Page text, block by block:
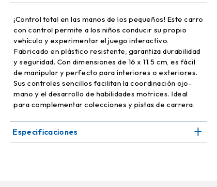
¡Control total en las manos de los pequeños! Este carro
con control permite a los niños conducir su propio
vehículo y experimentar el juego interactivo.
Fabricado en plástico resistente, garantiza durabilidad
y seguridad. Con dimensiones de 16 x 11.5 cm, es fácil
de manipular y perfecto para interiores o exteriores.
Sus controles sencillos facilitan la coordinación ojo-
mano y el desarrollo de habilidades motrices. Ideal
para complementar colecciones y pistas de carrera.
Especificaciones